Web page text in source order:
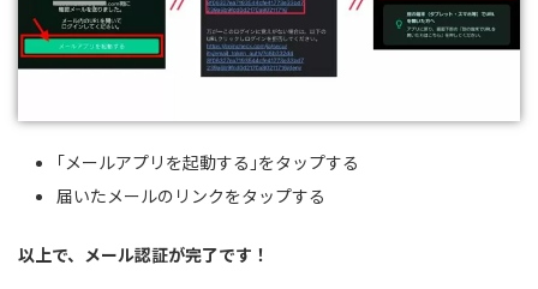
｢メールアプリを起動する｣をタップする
届いたメールのリンクをタップする
以上で、メール認証が完了です！